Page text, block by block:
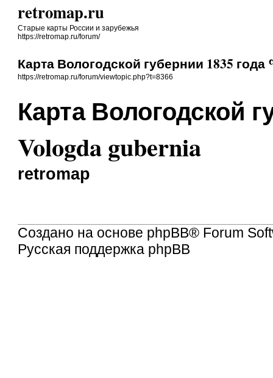
retromap.ru
Старые карты России и зарубежья
https://retromap.ru/forum/
Карта Вологодской губернии 1835 года
https://retromap.ru/forum/viewtopic.php?t=8366
Карта Вологодской
Vologda gubernia
retromap
Создано на основе phpBB® Forum
Русская поддержка phpBB